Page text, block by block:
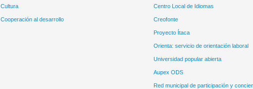
Cultura
Cooperación al desarrollo
Centro Local de Idiomas
Creofonte
Proyecto Ítaca
Orienta: servicio de orientación laboral
Universidad popular abierta
Aupex ODS
Red municipal de participación y